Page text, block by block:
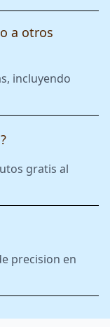
a otros
incluyendo
gratis al
precision en